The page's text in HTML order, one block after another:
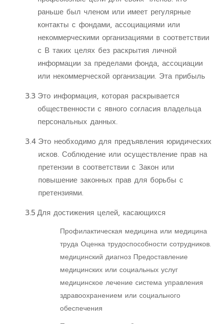
раньше был членом или имеет регулярные
контакты с фондами, ассоциациями или
некоммерческими организациями в соответствии
с В таких целях без раскрытия личной
информации за пределами фонда, ассоциации
или некоммерческой организации. Эта прибыль
3.3 Это информация, которая раскрывается
общественности с явного согласия владельца
персональных данных.
3.4 Это необходимо для предъявления юридических
исков. Соблюдение или осуществление прав на
претензии в соответствии с Закон или
повышение законных прав для борьбы с
претензиями.
3.5Для достижения целей, касающихся
Профилактическая медицина или медицина
труда Оценка трудоспособности сотрудников.
медицинский диагноз Предоставление
медицинских или социальных услуг
медицинское лечение система управления
здравоохранением или социального
обеспечения